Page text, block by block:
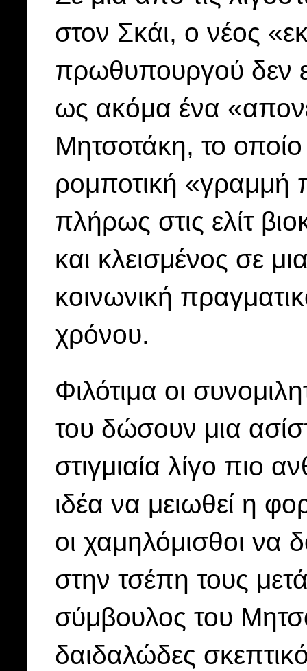
στον Σκάι, ο νέος
πρωθυπουργού δεν
ως ακόμα ένα
Μητσοτάκη, το
ρομποτική
πλήρως στις ελίτ
και κλεισμένος σε
κοινωνική
χρόνου.
Φιλότιμα οι
του δώσουν μια
στιγμιαία λίγο πιο
ιδέα να μειωθεί η
οι χαμηλόμισθοι
στην τσέπη τους
σύμβουλος του
δαιδαλώδες